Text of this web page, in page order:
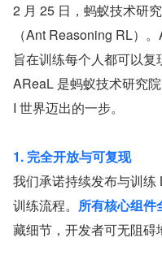
2 月 25 日，蚂蚁技术研
（Ant Reasoning RL）
旨在训练每个人都可以复
AReaL 是蚂蚁技术研究
I 世界迈出的一步。
1. 完全开放与可复现
我们承诺持续发布与训
训练流程。 所有核心组件
藏细节，开发者可无阻碍